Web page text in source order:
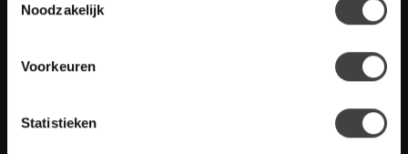
Noodzakelijk
Voorkeuren
Statistieken
Heb je vragen over onze artikelen of jouw aankoop? Bekijk dan
gestelde vragen. Staat jouw vraag er niet tussen? Dan staat er
ook vermeld hoe je contact met ons kunt opnemen.